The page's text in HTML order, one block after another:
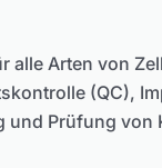
alle Arten von
(QC),
und Prüfung von